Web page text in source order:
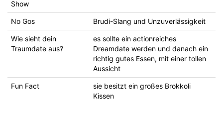
Show
No Gos Brudi-Slang und Unzuverlässigkeit
Wie sieht dein
Traumdate aus?
es sollte ein actionreiches
Dreamdate werden und danach ein
richtig gutes Essen, mit einer tollen
Aussicht
Fun Fact
sie besitzt ein großes Brokkoli
Kissen